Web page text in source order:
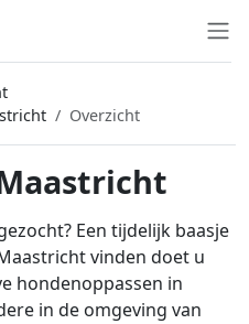
Overzicht
Een tijdelijk baasje
vinden doet u
hondenoppassen in
in de omgeving van